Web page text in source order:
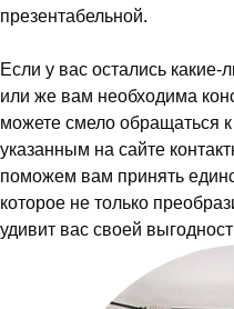
презентабельной.
Если у вас остались
или же вам необходима
можете смело обращаться
указанным на сайте
поможем вам принять
которое не только
удивит вас своей